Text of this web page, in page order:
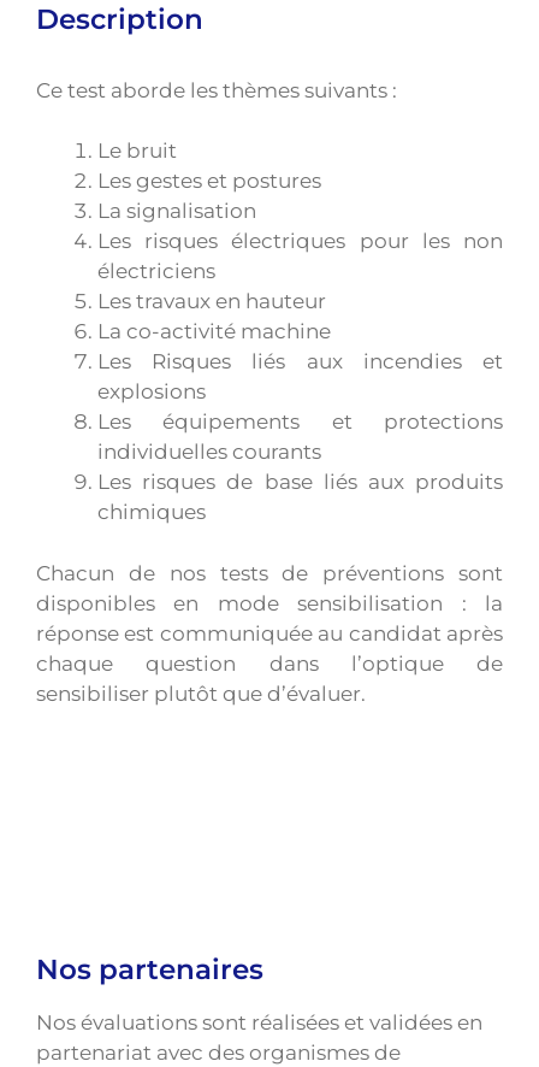
Description
Ce test aborde les thèmes suivants :
Le bruit
Les gestes et postures
La signalisation
Les risques électriques pour les non
électriciens
Les travaux en hauteur
La co-activité machine
Les Risques liés aux incendies et
explosions
Les équipements et protections
individuelles courants
Les risques de base liés aux produits
chimiques
Chacun de nos tests de préventions sont
disponibles en mode sensibilisation : la
réponse est communiquée au candidat après
chaque question dans l’optique de
sensibiliser plutôt que d’évaluer.
Nos partenaires
Nos évaluations sont réalisées et validées en
partenariat avec des organismes de